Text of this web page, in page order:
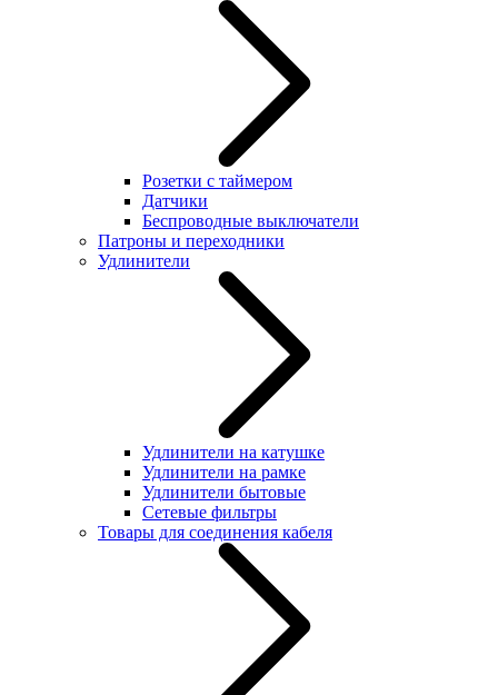
Розетки с таймером
Датчики
Беспроводные выключатели
Патроны и переходники
Удлинители
Удлинители на катушке
Удлинители на рамке
Удлинители бытовые
Сетевые фильтры
Товары для соединения кабеля